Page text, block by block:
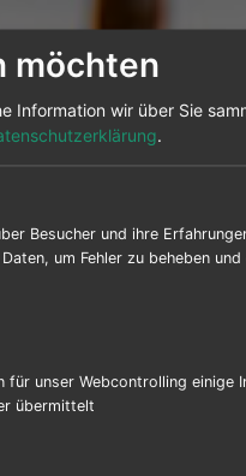
möchten
Information wir über Sie
.
Besucher und ihre
um Fehler zu beheben
für unser Webcontrolling einige
übermittelt